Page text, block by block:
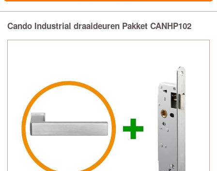
Cando Industrial draaideuren Pakket CANHP102